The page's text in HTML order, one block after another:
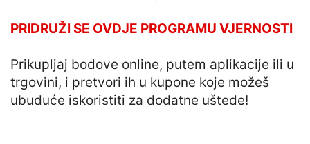
PRIDRUŽI SE OVDJE PROGRAMU VJERNOSTI
Prikupljaj bodove online, putem aplikacije ili u
trgovini, i pretvori ih u kupone koje možeš
ubuduće iskoristiti za dodatne uštede!